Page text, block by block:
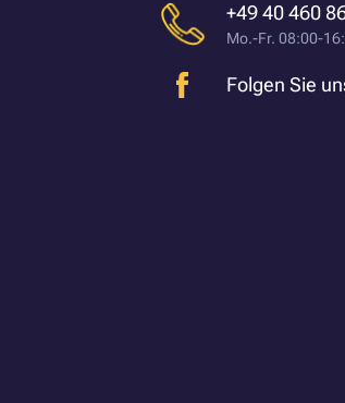
+49 40 460
Mo.-Fr. 08:00-
Folgen Sie